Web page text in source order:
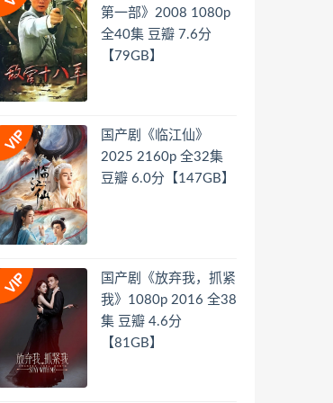
第一部》2008 1080p
全40集 豆瓣 7.6分
【79GB】
国产剧《临江仙》
2025 2160p 全32集
豆瓣 6.0分【147GB】
国产剧《放弃我，抓紧
我》1080p 2016 全38
集 豆瓣 4.6分
【81GB】